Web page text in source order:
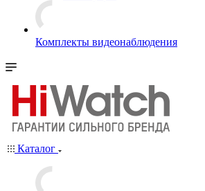
Комплекты видеонаблюдения
Каталог